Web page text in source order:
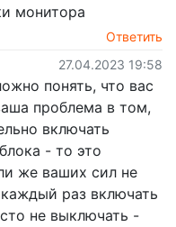
монитора
Ответить
27.04.2023 19:58
понять, что вас
проблема в том,
включать
- то это
же ваших сил не
раз включать
не выключать -